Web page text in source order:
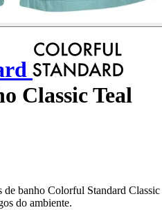
Classic Teal
banho Colorful Standard Classic
do ambiente.